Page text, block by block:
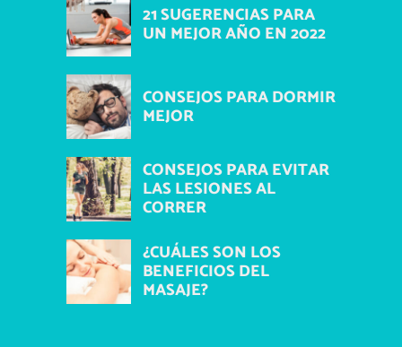
21 SUGERENCIAS PARA
UN MEJOR AÑO EN 2022
CONSEJOS PARA DORMIR
MEJOR
CONSEJOS PARA EVITAR
LAS LESIONES AL
CORRER
¿CUÁLES SON LOS
BENEFICIOS DEL
MASAJE?